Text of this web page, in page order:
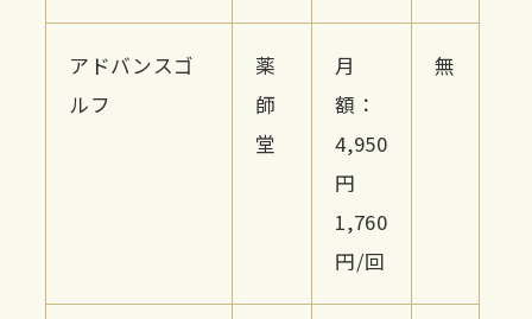
アドバンスゴ
ルフ
薬
師
堂
月
額：
4,950
円
1,760
円/回
無